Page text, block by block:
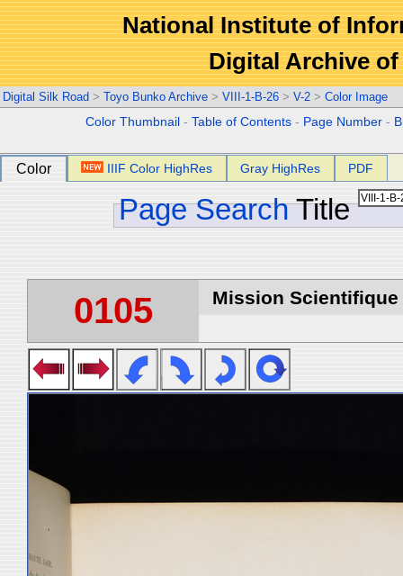
National Institute of
Digital Archive
Digital Silk Road > Toyo Bunko Archive > VIII-1-B-26 > V-2 > Color Image
Color Thumbnail -Table of Contents - Page Number -
Color IIIF Color HighRes Gray HighRes PDF
Page Search Title
0105 Mission Scientifique